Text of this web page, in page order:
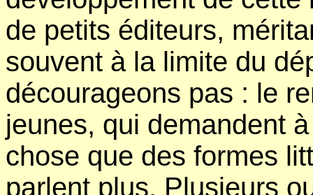
de petits éditeurs,
souvent à la limite du
décourageons pas : le
jeunes, qui demandent
chose que des formes
parlent plus. Plusieurs